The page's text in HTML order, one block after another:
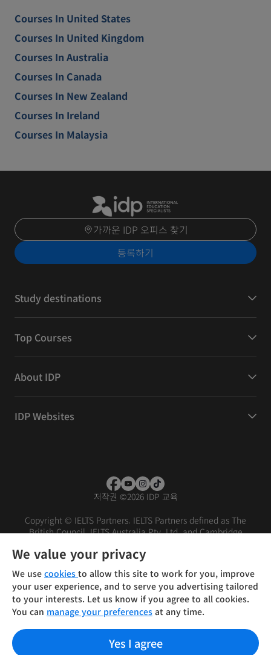
Courses In United States
Courses In United Kingdom
Courses In Australia
Courses In Canada
Courses In New Zealand
Courses In Ireland
Courses In Malaysia
가까운 IDP 오피스 찾기
등록하기
Study destinations
Top Courses
About IDP
IDP Websites
저작권 ©2026 IDP 교육
Copyright © IELTS Partners. IELTS Partners defined as The
British Council, IELTS Australia Pty. Ltd. and Cambridge
Investors
Terms of use Privacy policy
We value your privacy
We use cookies to allow this site to work for you, improve
your user experience, and to serve you advertising tailored
to your interests. Let us know if you agree to all cookies.
You can manage your preferences at any time.
Yes I agree